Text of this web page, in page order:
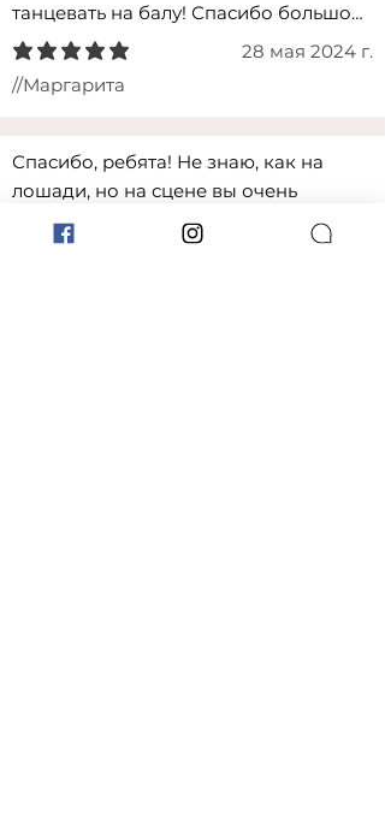
танцевать на балу! Спасибо большое!
Получили истинное удовольствие от
музыки и танцев!
средний рейтинг 5 из 5
28 мая 2024 г.
//Маргарита
Спасибо, ребята! Не знаю, как на
лошади, но на сцене вы очень
хорошо держитесь и смотритесь!